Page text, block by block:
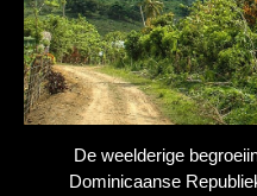
De weelderige
Dominicaanse